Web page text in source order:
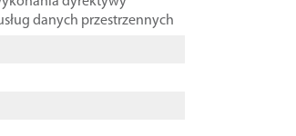
danych przestrzennych